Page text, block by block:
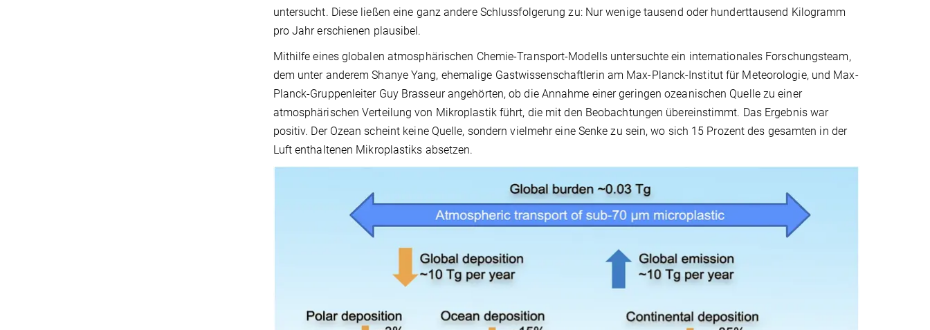
untersucht. Diese ließen eine ganz andere Schlussfolgerung zu: Nur wenige tausend oder hunderttausend Kilogramm
pro Jahr erschienen plausibel.
Mithilfe eines globalen atmosphärischen Chemie-Transport-Modells untersuchte ein internationales Forschungsteam,
dem unter anderem Shanye Yang, ehemalige Gastwissenschaftlerin am Max-Planck-Institut für Meteorologie, und Max-
Planck-Gruppenleiter Guy Brasseur angehörten, ob die Annahme einer geringen ozeanischen Quelle zu einer
atmosphärischen Verteilung von Mikroplastik führt, die mit den Beobachtungen übereinstimmt. Das Ergebnis war
positiv. Der Ozean scheint keine Quelle, sondern vielmehr eine Senke zu sein, wo sich 15 Prozent des gesamten in der
Luft enthaltenen Mikroplastiks absetzen.